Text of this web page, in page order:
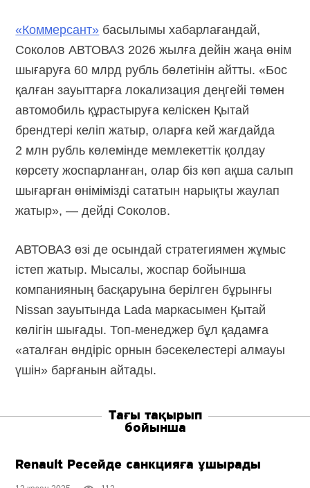
«Коммерсант» басылымы хабарлағандай,
Соколов АВТОВАЗ 2026 жылға дейін жаңа өнім
шығаруға 60 млрд рубль бөлетінін айтты. «Бос
қалған зауыттарға локализация деңгейі төмен
автомобиль құрастыруға келіскен Қытай
брендтері келіп жатыр, оларға кей жағдайда
2 млн рубль көлемінде мемлекеттік қолдау
көрсету жоспарланған, олар біз көп ақша салып
шығарған өнімімізді сататын нарықты жаулап
жатыр», — дейді Соколов.
АВТОВАЗ өзі де осындай стратегиямен жұмыс
істеп жатыр. Мысалы, жоспар бойынша
компанияның басқаруына берілген бұрынғы
Nissan зауытында Lada маркасымен Қытай
көлігін шығады. Топ-менеджер бұл қадамға
«аталған өндіріс орнын бәсекелестері алмауы
үшін» барғанын айтады.
Тағы тақырып
бойынша
Renault Ресейде санкцияға ұшырады